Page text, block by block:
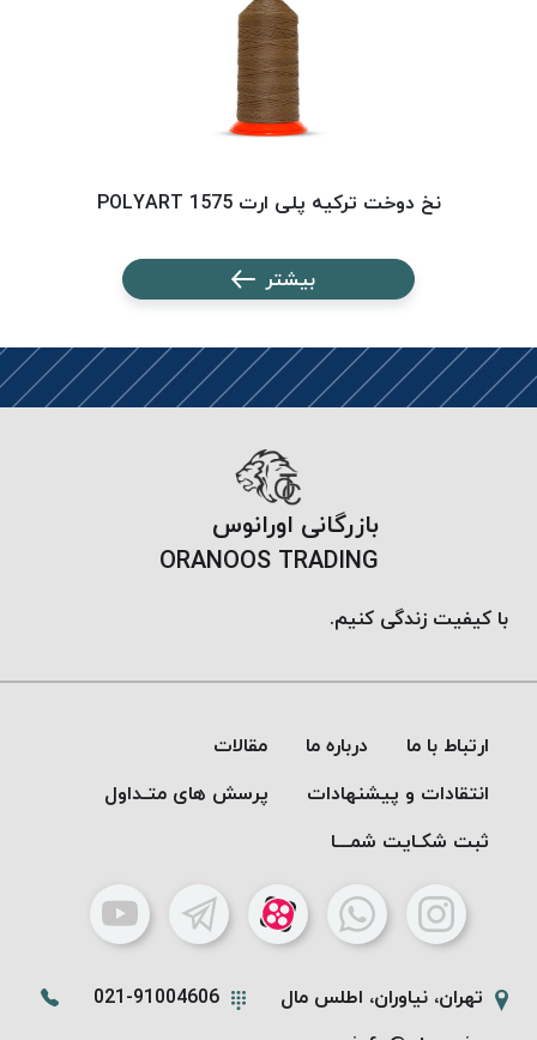
نسوز
Aramid
&
Aramid
نخ دوخت ترکیه پلی ارت 1575 POLYART
بیشتر
بازرگانی اورانوس
ORANOOS TRADING
با کیفیت زندگی کنیم.
ارتباط با ما درباره ما
مقالات
انتقادات و پیشنهادات
پرسش های متـداول
ثبت شکـایت شمـــا
تهران، نیاوران، اطلس مال
021-91004606